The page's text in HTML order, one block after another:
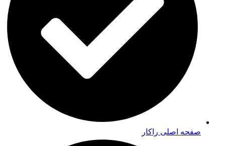
صفحه اصلی راکار